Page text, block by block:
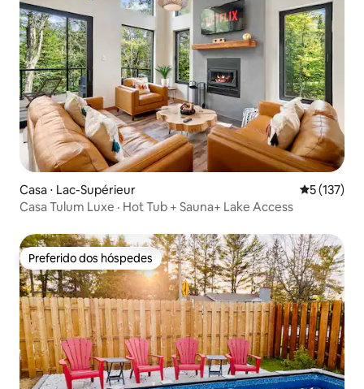
Casa ⋅ Lac-Supérieur 5 de uma
5 (137)
Casa Tulum Luxe · Hot Tub + Sauna+ Lake Access
Preferido dos hóspedes
Preferido dos hóspedes